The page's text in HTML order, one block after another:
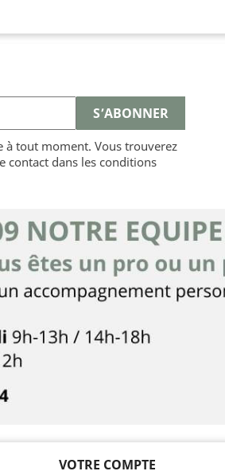
à tout moment. Vous trouverez
contact dans les conditions
VOTRE COMPTE